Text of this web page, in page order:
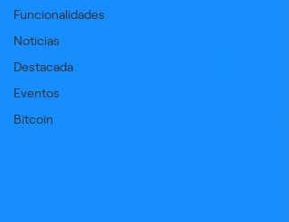
Funcionalidades
Noticias
Destacada
Eventos
Bitcoin